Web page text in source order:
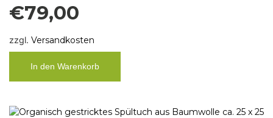
€79,00
zzgl. Versandkosten
In den Warenkorb